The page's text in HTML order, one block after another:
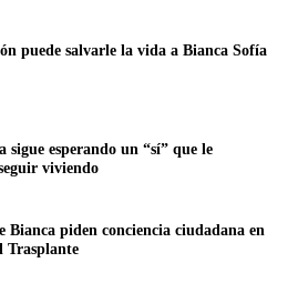
puede salvarle la vida a Bianca Sofía
sigue esperando un “sí” que le
viviendo
Bianca piden conciencia ciudadana en
Trasplante